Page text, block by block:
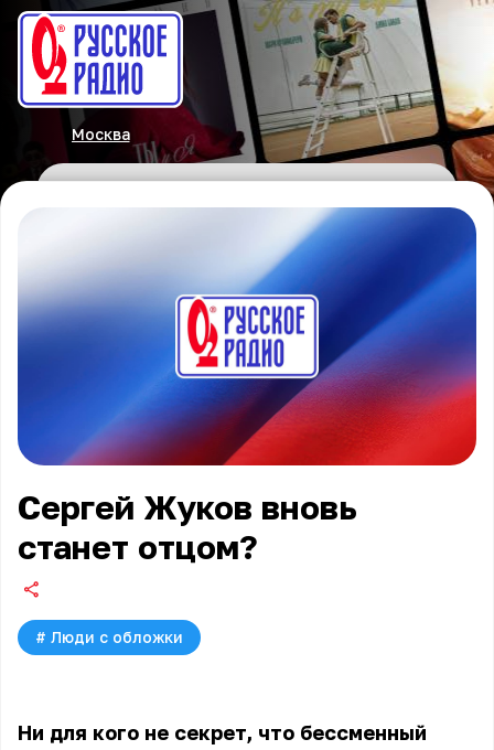
Москва
Сергей Жуков вновь
станет отцом?
# Люди с обложки
Ни для кого не секрет, что бессменный